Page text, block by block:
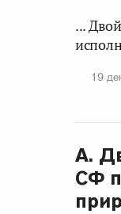
...
19
А.
СФ